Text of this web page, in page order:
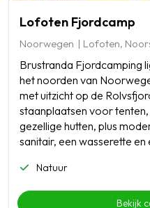
Lofoten Fjordcamp
Noorwegen Lofoten,
Brustranda Fjordcamping
het noorden van
met uitzicht op de
staanplaatsen voor
gezellige hutten, plus
sanitair, een wasserette en
Natuur
Bekijk